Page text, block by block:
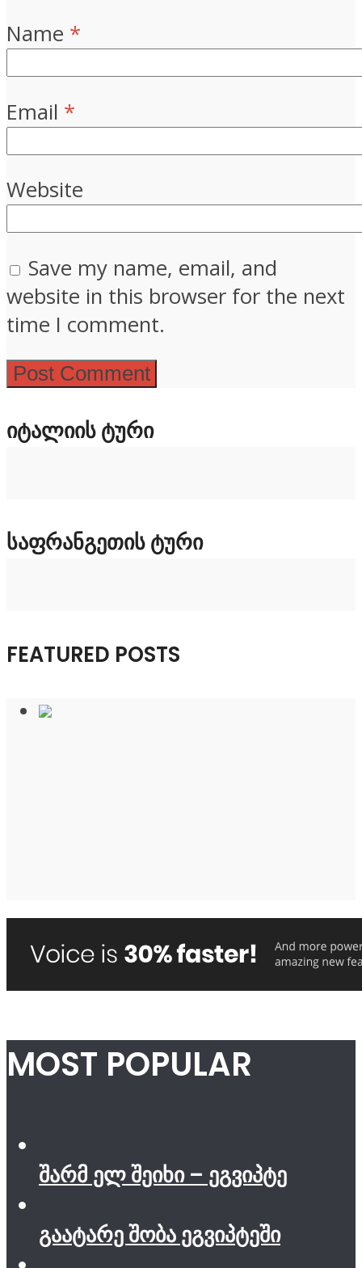
Name *
Email *
Website
Save my name, email, and
website in this browser for the next
time I comment.
ᲘᲢᲐᲚᲘᲘᲡ ᲢᲣᲠᲘ
ᲡᲐᲤᲠᲐᲜᲒᲔᲗᲘᲡ ᲢᲣᲠᲘ
FEATURED POSTS
MOST POPULAR
შარმ ელ შეიხი – ეგვიპტე
გაატარე შობა ეგვიპტეში